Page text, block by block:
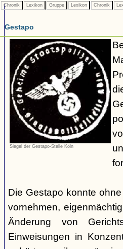
Chronik Lexikon Gruppe Lexikon Chronik
Gestapo
Siegel der Gestapo-Stelle Köln
Die Gestapo konnte
vornehmen,
Änderung von
Einweisungen in